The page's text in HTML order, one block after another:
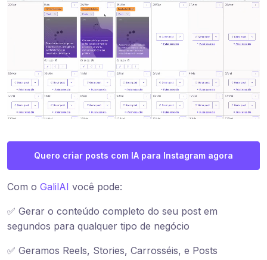
Quero criar posts com IA para Instagram agora
Com o GalilAI você pode:
✅ Gerar o conteúdo completo do seu post em
segundos para qualquer tipo de negócio
✅ Geramos Reels, Stories, Carrosséis, e Posts